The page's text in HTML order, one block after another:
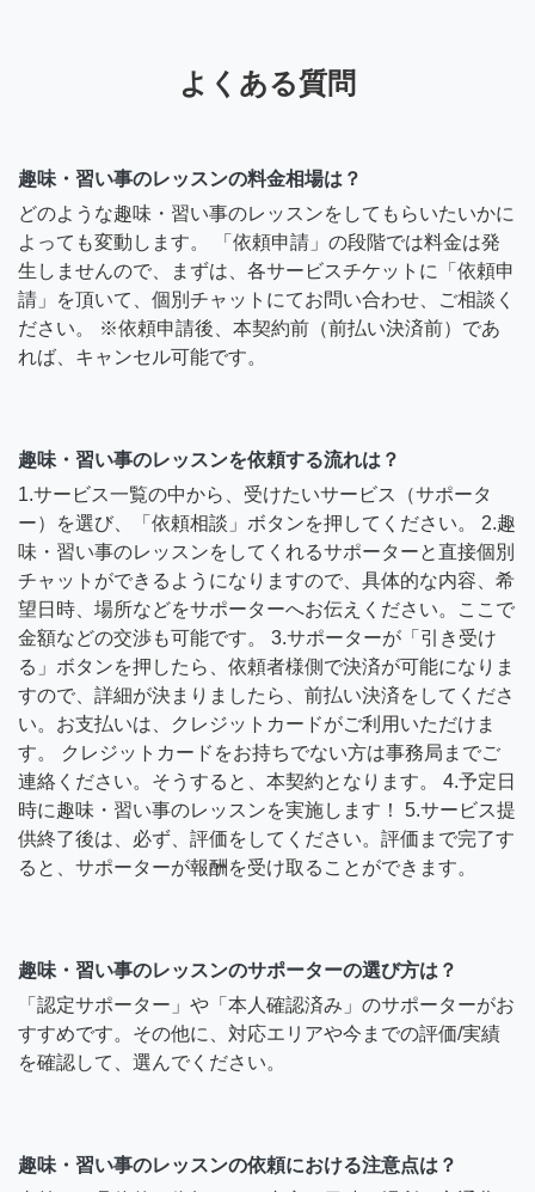
よくある質問
趣味・習い事のレッスンの料金相場は？
どのような趣味・習い事のレッスンをしてもらいたいかに
よっても変動します。 「依頼申請」の段階では料金は発
生しませんので、まずは、各サービスチケットに「依頼申
請」を頂いて、個別チャットにてお問い合わせ、ご相談く
ださい。 ※依頼申請後、本契約前（前払い決済前）であ
れば、キャンセル可能です。
趣味・習い事のレッスンを依頼する流れは？
1.サービス一覧の中から、受けたいサービス（サポータ
ー）を選び、「依頼相談」ボタンを押してください。 2.趣
味・習い事のレッスンをしてくれるサポーターと直接個別
チャットができるようになりますので、具体的な内容、希
望日時、場所などをサポーターへお伝えください。ここで
金額などの交渉も可能です。 3.サポーターが「引き受け
る」ボタンを押したら、依頼者様側で決済が可能になりま
すので、詳細が決まりましたら、前払い決済をしてくださ
い。お支払いは、クレジットカードがご利用いただけま
す。 クレジットカードをお持ちでない方は事務局までご
連絡ください。そうすると、本契約となります。 4.予定日
時に趣味・習い事のレッスンを実施します！ 5.サービス提
供終了後は、必ず、評価をしてください。評価まで完了す
ると、サポーターが報酬を受け取ることができます。
趣味・習い事のレッスンのサポーターの選び方は？
「認定サポーター」や「本人確認済み」のサポーターがお
すすめです。その他に、対応エリアや今までの評価/実績
を確認して、選んでください。
趣味・習い事のレッスンの依頼における注意点は？